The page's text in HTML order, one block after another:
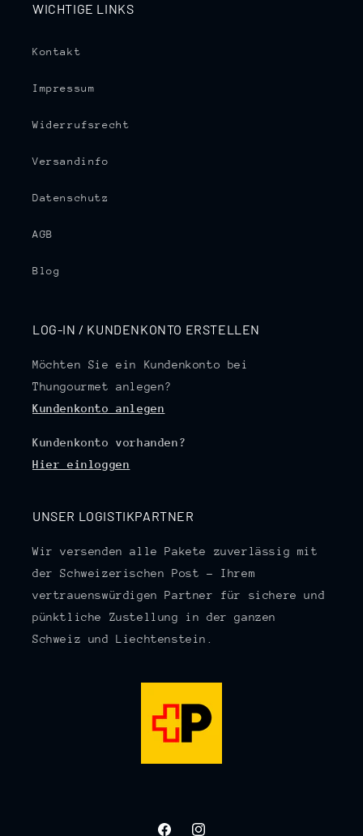
WICHTIGE LINKS
Kontakt
Impressum
Widerrufsrecht
Versandinfo
Datenschutz
AGB
Blog
LOG-IN / KUNDENKONTO ERSTELLEN
Möchten Sie ein Kundenkonto bei
Thungourmet anlegen?
Kundenkonto anlegen
Kundenkonto vorhanden?
Hier einloggen
UNSER LOGISTIKPARTNER
Wir versenden alle Pakete zuverlässig mit
der Schweizerischen Post – Ihrem
vertrauenswürdigen Partner für sichere und
pünktliche Zustellung in der ganzen
Schweiz und Liechtenstein.